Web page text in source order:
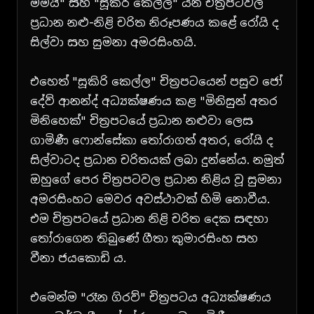
මමයි" සහ "සූකිරි කෙල්ල" යන චිත්‍රපටවල
ප්‍රධාන නළු-නිළි චරිත නිරූපණය කළේ රෝයි ද
සිල්වා සහ සුමනා අමරසිංහයි.
එහෙත් "සූකිරි කෙල්ල" චිත්‍රපටයෙන් පසුව ජෝ
දේව් ආනන්ද් අධ්‍යක්ෂණය කළ "මිනිසුන් අතර
මිනිහෙක්" චිත්‍රපටයේ ප්‍රධාන නළුවා ලෙස
ගාමිණී ෆොන්සේකා තෝරාගත් අතර, රෝයි ද
සිල්වාටද ප්‍රධාන චරිතයක් ලබා දුන්නේය. නමුත්
ඔහුගේ පෙර චිත්‍රපටවල ප්‍රධාන නිළිය වූ සුමනා
අමරසිංහට මෙවර අවස්ථාවක් හිමි නොවීය.
එම චිත්‍රපටයේ ප්‍රධාන නිළි චරිත දෙක සඳහා
තෝරාගෙන තිබුණේ ගීතා කුමාරසිංහ සහ
වීනා ජයකොඩි ය.
එමෙන්ම "රෑන ගිරව්" චිත්‍රපටය අධ්‍යක්ෂණය